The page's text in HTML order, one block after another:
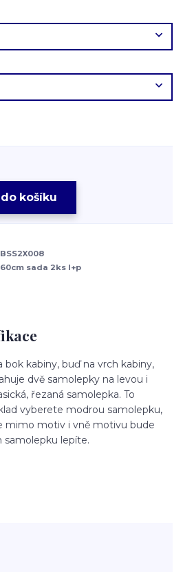
košíku
BSS2X008
60cm sada 2ks l+p
bok kabiny, buď na vrch kabiny,
dvě samolepky na levou i
řezaná samolepka. To
vyberete modrou samolepku,
mimo motiv i vně motivu bude
samolepku lepíte.